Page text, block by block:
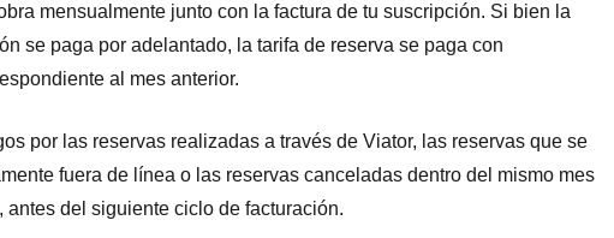
mensualmente junto con la factura de tu suscripción. Si bien la
se paga por adelantado, la tarifa de reserva se paga con
al mes anterior.
por las reservas realizadas a través de Viator, las reservas que se
fuera de línea o las reservas canceladas dentro del mismo mes
antes del siguiente ciclo de facturación.